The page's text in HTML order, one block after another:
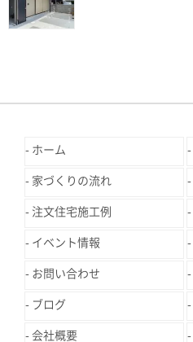
ホーム
家づくりの流れ
注文住宅施工例
イベント情報
お問い合わせ
ブログ
会社概要